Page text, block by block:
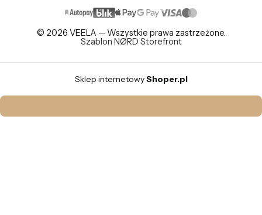
© 2026 VEELA — Wszystkie prawa zastrzeżone.
Szablon NØRD Storefront
Sklep internetowyShoper.pl